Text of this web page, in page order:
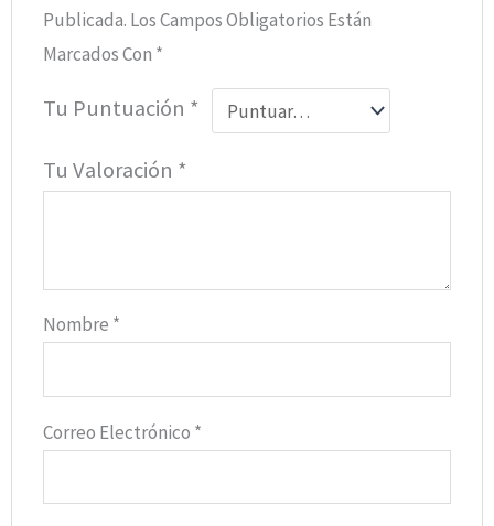
Publicada. Los Campos Obligatorios Están
Marcados Con *
Tu Puntuación *
Tu Valoración *
Nombre *
Correo Electrónico *